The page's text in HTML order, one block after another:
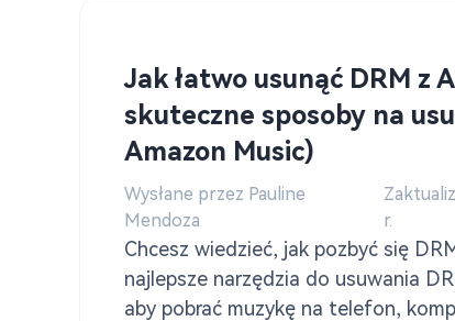
Jak łatwo usunąć DRM z
skuteczne sposoby na
Amazon Music)
Wysłane przez Pauline
Mendoza
r.
Chcesz wiedzieć, jak pozbyć się
najlepsze narzędzia do usuwania
aby pobrać muzykę na telefon,